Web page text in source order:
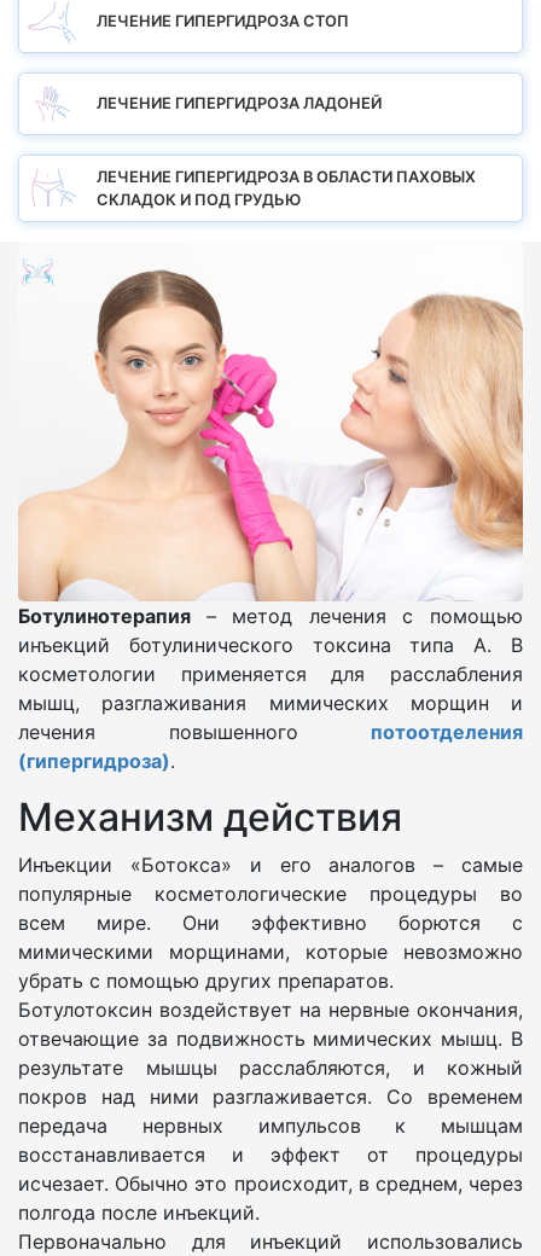
ЛЕЧЕНИЕ ГИПЕРГИДРОЗА СТОП
ЛЕЧЕНИЕ ГИПЕРГИДРОЗА ЛАДОНЕЙ
ЛЕЧЕНИЕ ГИПЕРГИДРОЗА В ОБЛАСТИ ПАХОВЫХ
СКЛАДОК И ПОД ГРУДЬЮ
Ботулинотерапия – метод лечения с помощью
инъекций ботулинического токсина типа А. В
косметологии применяется для расслабления
мышц, разглаживания мимических морщин и
лечения повышенного потоотделения
(гипергидроза).
Механизм действия
Инъекции «Ботокса» и его аналогов – самые
популярные косметологические процедуры во
всем мире. Они эффективно борются с
мимическими морщинами, которые невозможно
убрать с помощью других препаратов.
Ботулотоксин воздействует на нервные окончания,
отвечающие за подвижность мимических мышц. В
результате мышцы расслабляются, и кожный
покров над ними разглаживается. Со временем
передача нервных импульсов к мышцам
восстанавливается и эффект от процедуры
исчезает. Обычно это происходит, в среднем, через
полгода после инъекций.
Первоначально для инъекций использовались